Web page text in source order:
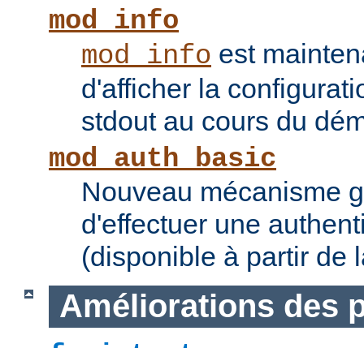
mod_info
mod_info est
d'afficher la
stdout au cours du
mod_auth_basic
Nouveau mécanisme
d'effectuer une
(disponible à partir de
Améliorations des